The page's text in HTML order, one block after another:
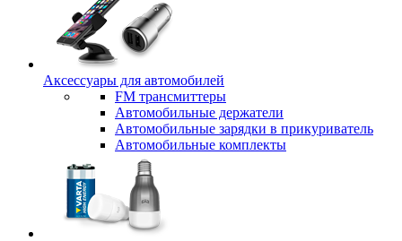
Аксессуары для автомобилей
FM трансмиттеры
Автомобильные держатели
Автомобильные зарядки в прикуриватель
Автомобильные комплекты